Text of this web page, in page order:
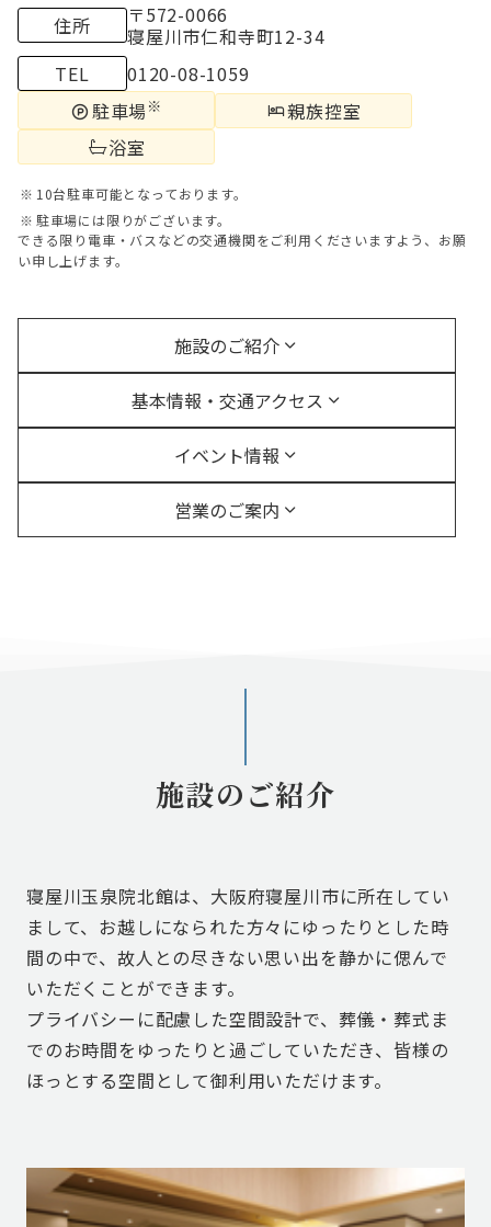
住所
〒572-0066
寝屋川市仁和寺町12-34
TEL
0120-08-1059
駐車場 ※
親族控室
浴室
10台駐車可能となっております。
駐車場には限りがございます。
できる限り電車・バスなどの交通機関をご利用くださいますよう、お願
い申し上げます。
施設のご紹介
基本情報・交通アクセス
イベント情報
営業のご案内
施設のご紹介
寝屋川玉泉院北館は、大阪府寝屋川市に所在してい
まして、お越しになられた方々にゆったりとした時
間の中で、故人との尽きない思い出を静かに偲んで
いただくことができます。
プライバシーに配慮した空間設計で、葬儀・葬式ま
でのお時間をゆったりと過ごしていただき、皆様の
ほっとする空間として御利用いただけます。